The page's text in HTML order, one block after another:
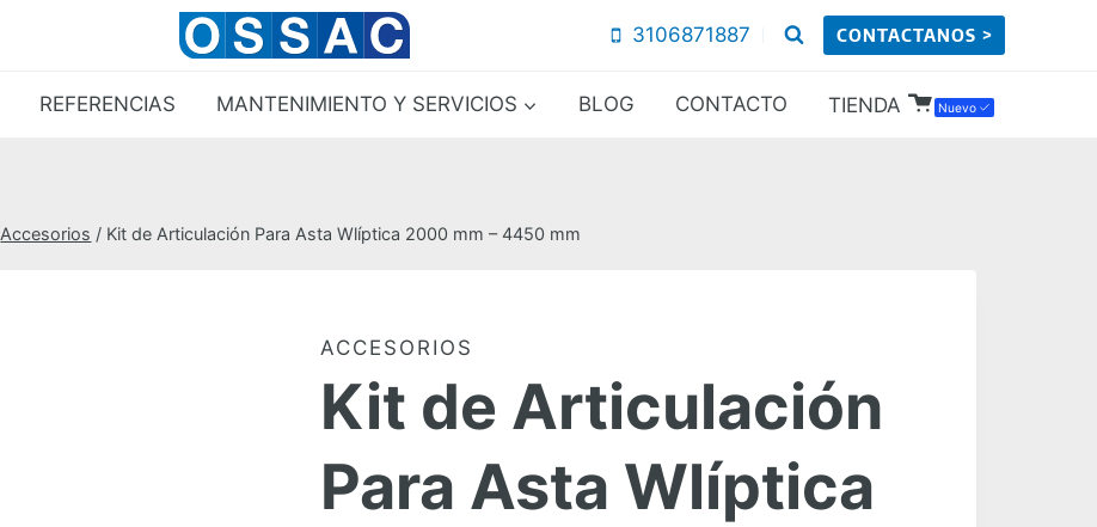
3106871887 CONTACTANOS >
REFERENCIAS MANTENIMIENTO Y SERVICIOS BLOG CONTACTO TIENDA Nuevo
Accesorios / Kit de Articulación Para Asta Wlíptica 2000 mm – 4450 mm
ACCESORIOS
Kit de Articulación
Para Asta Wlíptica